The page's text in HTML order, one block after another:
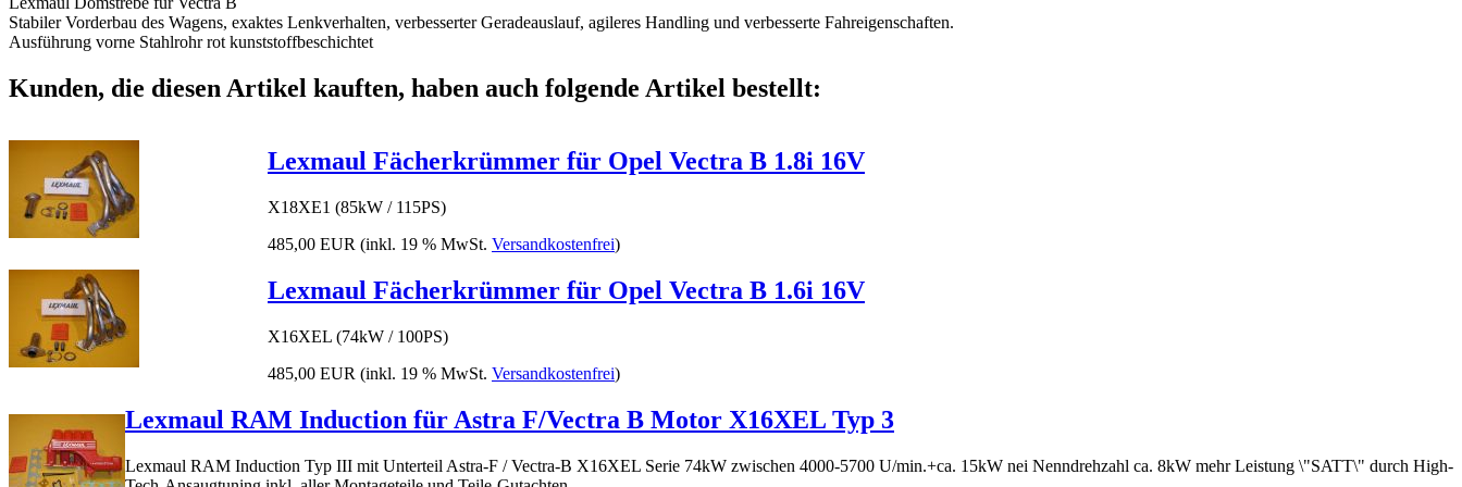
Stabiler Vorderbau des Wagens, exaktes Lenkverhalten, verbesserter Geradeauslauf, agileres Handling und verbesserte Fahreigenschaften.
Ausführung vorne Stahlrohr rot kunststoffbeschichtet
Kunden, die diesen Artikel kauften, haben auch folgende Artikel bestellt:
Lexmaul Fächerkrümmer für Opel Vectra B 1.8i 16V
X18XE1 (85kW / 115PS)
485,00 EUR (inkl. 19 % MwSt. Versandkostenfrei)
Lexmaul Fächerkrümmer für Opel Vectra B 1.6i 16V
X16XEL (74kW / 100PS)
485,00 EUR (inkl. 19 % MwSt. Versandkostenfrei)
Lexmaul RAM Induction für Astra F/Vectra B Motor X16XEL Typ 3
Lexmaul RAM Induction Typ III mit Unterteil Astra-F / Vectra-B X16XEL Serie 74kW zwischen 4000-5700 U/min.+ca. 15kW nei Nenndrehzahl ca. 8kW mehr Leistung \"SATT\" durch High-